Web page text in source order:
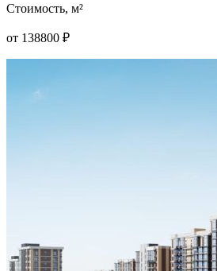
Стоимость, м²
от 138800 ₽